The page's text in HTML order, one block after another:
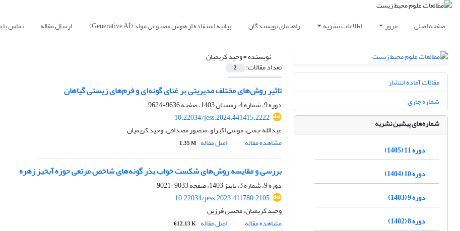
صفحه اصلی مرور اطلاعات نشریه راهنمای نویسندگان بیانیه استفاده از هوش مصنوعی مولد (Generative AI) ارسال مقاله تماس با
نویسنده =وحید کریمیان
تعداد مقالات: 2
تاثیر روش‌های مختلف مدیریتی بر غنای گونه‌ای و فرم‌های زیستی گیاهان
دوره 9، شماره 4، زمستان 1403، صفحه
9636-9624
10.22034/jess.2024.441415.2222
عبدالله چمنی، موسی اکبرلو، منصور مصداقی، وحید کریمیان
مشاهده مقاله
اصل مقاله 1.35 M
بررسی و مقایسه روش‌های شکست خواب بذر گونه‌های شاخص مرتعی حوزه آبخیز زهره
دوره 9، شماره 3، پاییز 1403، صفحه
9033-9021
10.22034/jess.2023.411780.2105
وحید کریمیان، محسن فرزین
مشاهده مقاله
اصل مقاله 612.13 K
مقالات آماده انتشار
شماره جاری
شماره‌های پیشین نشریه
دوره 11 (1405)
دوره 10 (1404)
دوره 9 (1403)
دوره 8 (1402)